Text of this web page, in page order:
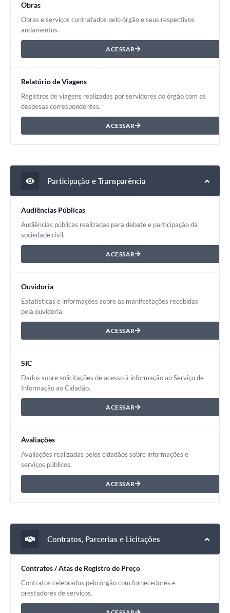
Obras
Obras e serviços contratados pelo órgão e seus respectivos
andamentos.
ACESSAR
Relatório de Viagens
Registros de viagens realizadas por servidores do órgão com as
despesas correspondentes.
ACESSAR
Participação e Transparência
Audiências Públicas
Audiências públicas realizadas para debate e participação da
sociedade civil.
ACESSAR
Ouvidoria
Estatísticas e informações sobre as manifestações recebidas
pela ouvidoria.
ACESSAR
SIC
Dados sobre solicitações de acesso à informação ao Serviço de
Informação ao Cidadão.
ACESSAR
Avaliações
Avaliações realizadas pelos cidadãos sobre informações e
serviços públicos.
ACESSAR
Contratos, Parcerias e Licitações
Contratos / Atas de Registro de Preço
Contratos celebrados pelo órgão com fornecedores e
prestadores de serviços.